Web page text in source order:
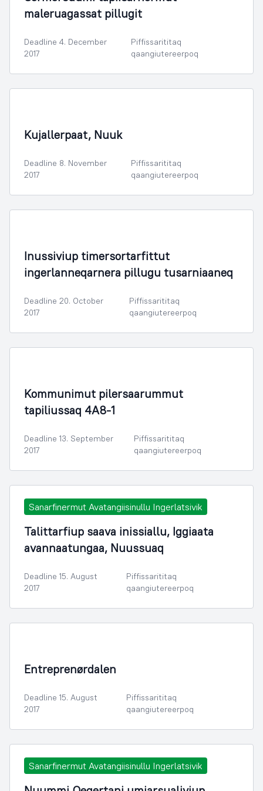
maleruagassat pillugit
Deadline 4. December
2017
Piffissarititaq
qaangiutereerpoq
Kujallerpaat, Nuuk
Deadline 8. November
2017
Piffissarititaq
qaangiutereerpoq
Inussiviup timersortarfittut
ingerlanneqarnera pillugu tusarniaaneq
Deadline 20. October
2017
Piffissarititaq
qaangiutereerpoq
Kommunimut pilersaarummut
tapiliussaq 4A8-1
Deadline 13. September
2017
Piffissarititaq
qaangiutereerpoq
Sanarfinermut Avatangiisinullu Ingerlatsivik
Talittarfiup saava inissiallu, Iggiaata
avannaatungaa, Nuussuaq
Deadline 15. August
2017
Piffissarititaq
qaangiutereerpoq
Entreprenørdalen
Deadline 15. August
2017
Piffissarititaq
qaangiutereerpoq
Sanarfinermut Avatangiisinullu Ingerlatsivik